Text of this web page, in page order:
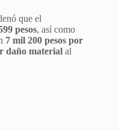
que el
pesos, así como
7 mil 200 pesos por
daño material al